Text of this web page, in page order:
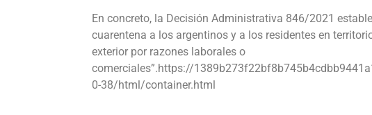
En concreto, la Decisión Administrativa 846/2021
cuarentena a los argentinos y a los residentes en
exterior por razones laborales o
comerciales”.https://
0-38/html/container.html